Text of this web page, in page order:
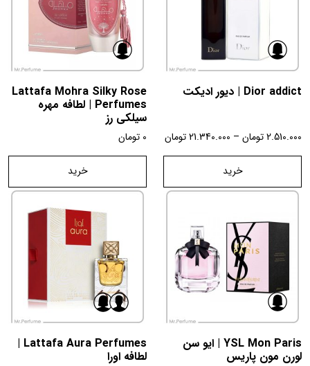
Dior addict | دیور ادیکت
2.510.000تومان –
21.340.000تومان
خرید
Lattafa Mohra Silky Rose
Perfumes | لطافه مهره
سیلکی رز
0 تومان
خرید
YSL Mon Paris | ایو سن
لورن مون پاریس
Lattafa Aura Perfumes |
لطافه اورا